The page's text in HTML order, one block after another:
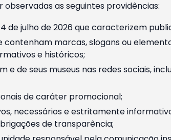
as seguintes providências:
julho de 2026 que caracterizem
marcas, slogans ou
e históricos;
de seus museus nas redes sociais,
de caráter promocional;
necessários e estritamente
de transparência;